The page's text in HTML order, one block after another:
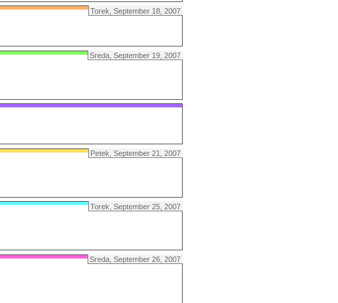
Torek, September 18, 2007
Sreda, September 19, 2007
Petek, September 21, 2007
Torek, September 25, 2007
Sreda, September 26, 2007